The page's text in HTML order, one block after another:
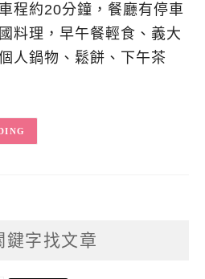
程約20分鐘，餐廳有停車
料理，早午餐輕食、義大
人鍋物、鬆餅、下午茶
鍵字找文章